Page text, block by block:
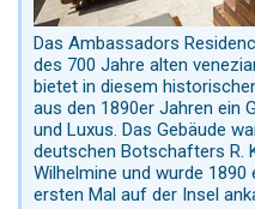
Das Ambassadors
des 700 Jahre alten
bietet in diesem
aus den 1890er Jahren ein
und Luxus. Das Gebäude
deutschen Botschafters R.
Wilhelmine und wurde
ersten Mal auf der Insel